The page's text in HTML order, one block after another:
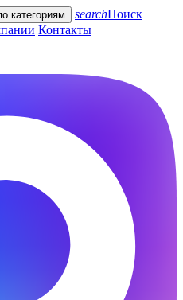
категориям searchПоиск
Контакты